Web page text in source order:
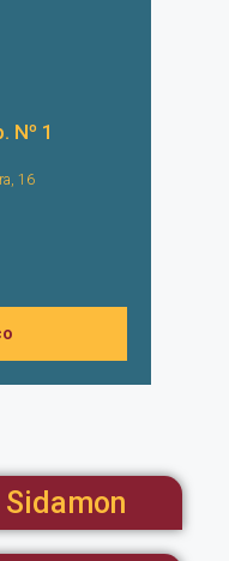
Nº 1
16